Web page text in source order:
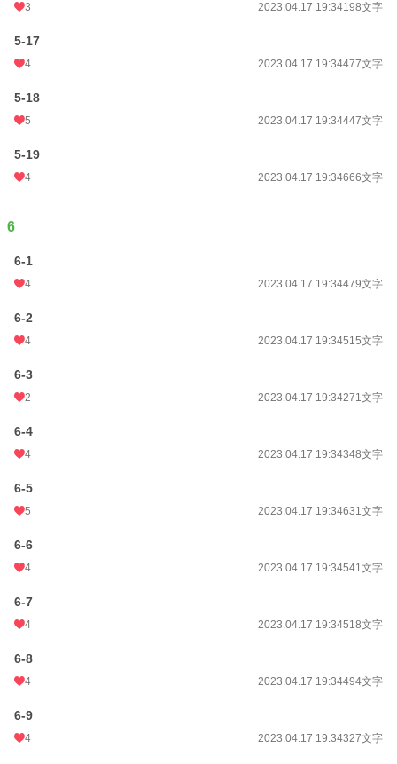
3 2023.04.17 19:34198文字
5-17
4 2023.04.17 19:34477文字
5-18
5 2023.04.17 19:34447文字
5-19
4 2023.04.17 19:34666文字
6
6-1
4 2023.04.17 19:34479文字
6-2
4 2023.04.17 19:34515文字
6-3
2 2023.04.17 19:34271文字
6-4
4 2023.04.17 19:34348文字
6-5
5 2023.04.17 19:34631文字
6-6
4 2023.04.17 19:34541文字
6-7
4 2023.04.17 19:34518文字
6-8
4 2023.04.17 19:34494文字
6-9
4 2023.04.17 19:34327文字